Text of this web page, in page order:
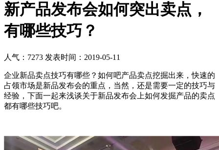
新产品发布会如何突出卖点，
有哪些技巧？
人气：7273 发表时间：2019-05-11
企业新品卖点技巧有哪些？如何吧产品卖点挖掘出来，快速的
占领市场是新品发布会的重点，当然，还是需要一定的技巧与
经验，下面一起来浅谈关于新品发布会上如何发掘产品的卖点
都有哪些技巧吧。